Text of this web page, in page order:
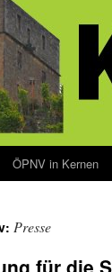
ÖPNV in Kernen
Presse
für die